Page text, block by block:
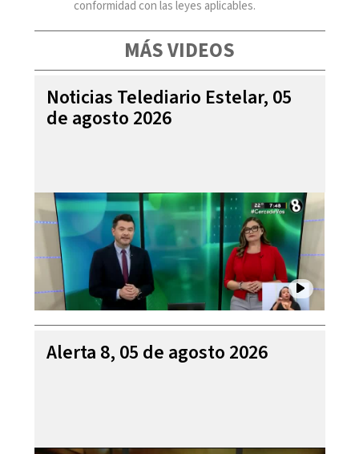
conformidad con las leyes aplicables.
MÁS VIDEOS
Noticias Telediario Estelar, 05
de agosto 2026
Alerta 8, 05 de agosto 2026